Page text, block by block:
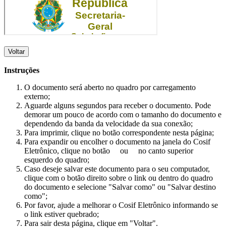
Voltar
Instruções
O documento será aberto no quadro por carregamento
externo;
Aguarde alguns segundos para receber o documento. Pode
demorar um pouco de acordo com o tamanho do documento e
dependendo da banda da velocidade da sua conexão;
Para imprimir, clique no botão correspondente nesta página;
Para expandir ou encolher o documento na janela do Cosif
Eletrônico, clique no botão
ou
no canto superior
esquerdo do quadro;
Caso deseje salvar este documento para o seu computador,
clique com o botão direito sobre o link ou dentro do quadro
do documento e selecione "Salvar como" ou "Salvar destino
como";
Por favor, ajude a melhorar o Cosif Eletrônico informando se
o link estiver quebrado;
Para sair desta página, clique em "Voltar".